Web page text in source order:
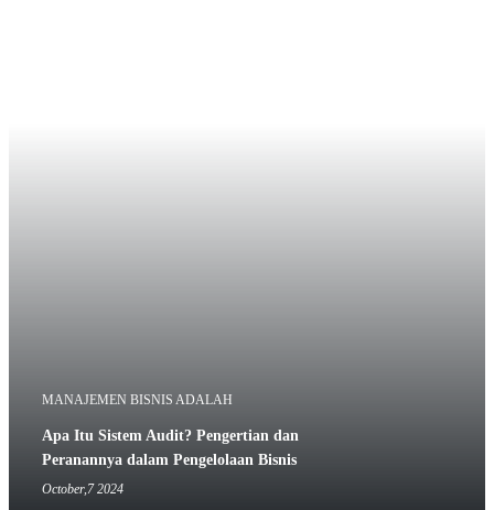
MANAJEMEN BISNIS ADALAH
Apa Itu Sistem Audit? Pengertian dan
Peranannya dalam Pengelolaan Bisnis
October,7 2024